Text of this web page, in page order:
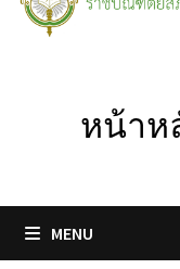
หน้าห
MENU